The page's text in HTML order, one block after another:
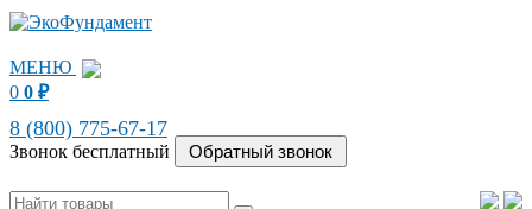
МЕНЮ
0 0 ₽
8 (800) 775-67-17
Звонок бесплатный